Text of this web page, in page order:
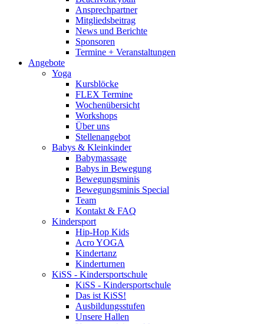
Ansprechpartner
Mitgliedsbeitrag
News und Berichte
Sponsoren
Termine + Veranstaltungen
Angebote
Yoga
Kursblöcke
FLEX Termine
Wochenübersicht
Workshops
Über uns
Stellenangebot
Babys & Kleinkinder
Babymassage
Babys in Bewegung
Bewegungsminis
Bewegungsminis Special
Team
Kontakt & FAQ
Kindersport
Hip-Hop Kids
Acro YOGA
Kindertanz
Kinderturnen
KiSS - Kindersportschule
KiSS - Kindersportschule
Das ist KiSS!
Ausbildungsstufen
Unsere Hallen